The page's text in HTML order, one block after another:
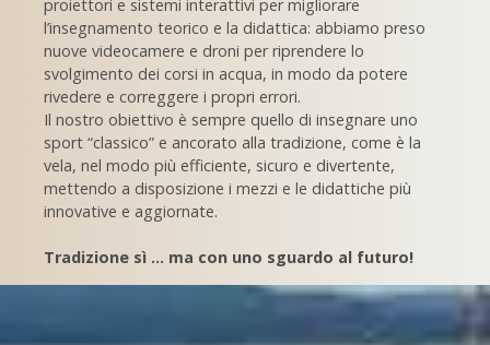
proiettori e sistemi interattivi per migliorare
l’insegnamento teorico e la didattica: abbiamo preso
nuove videocamere e droni per riprendere lo
svolgimento dei corsi in acqua, in modo da potere
rivedere e correggere i propri errori.
Il nostro obiettivo è sempre quello di insegnare uno
sport “classico” e ancorato alla tradizione, come è la
vela, nel modo più efficiente, sicuro e divertente,
mettendo a disposizione i mezzi e le didattiche più
innovative e aggiornate.
Tradizione sì … ma con uno sguardo al futuro!